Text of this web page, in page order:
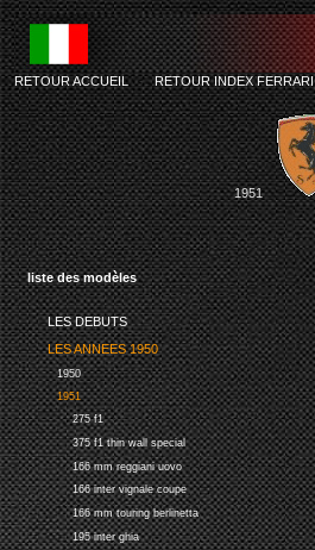
liste des modèles
LES DEBUTS
LES ANNEES 1950
1950
1951
275 f1
375 f1 thin wall special
166 mm reggiani uovo
166 inter vignale coupe
166 mm touring berlinetta
195 inter ghia
RETOUR ACCUEIL-RETOUR INDEX FERRARI
1951